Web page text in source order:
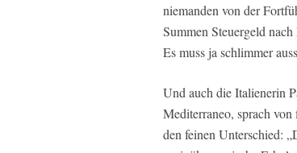
niemanden von der
Summen Steuergeld
Es muss ja schlimmer
Und auch die Italienerin
Mediterraneo, sprach
den feinen Unterschied: